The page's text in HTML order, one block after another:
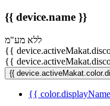
{{ device.name }}
ללא מע"מ
{{
{{
{{
{{